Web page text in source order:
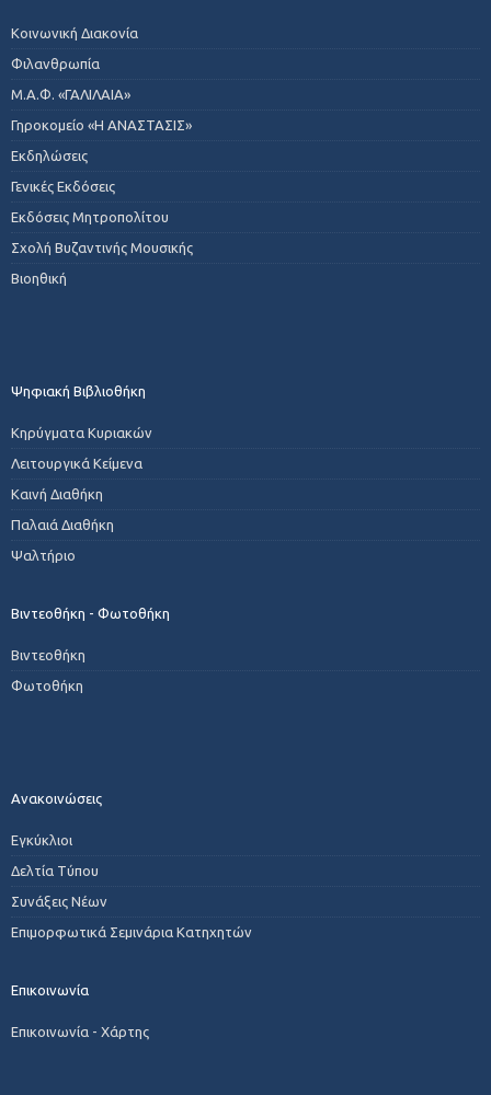
Κοινωνική Διακονία
Φιλανθρωπία
Μ.Α.Φ. «ΓΑΛΙΛΑΙΑ»
Γηροκομείο «Η ΑΝΑΣΤΑΣΙΣ»
Εκδηλώσεις
Γενικές Εκδόσεις
Εκδόσεις Μητροπολίτου
Σχολή Βυζαντινής Μουσικής
Βιοηθική
Ψηφιακή Βιβλιοθήκη
Κηρύγματα Κυριακών
Λειτουργικά Κείμενα
Καινή Διαθήκη
Παλαιά Διαθήκη
Ψαλτήριο
Βιντεοθήκη - Φωτοθήκη
Βιντεοθήκη
Φωτοθήκη
Ανακοινώσεις
Εγκύκλιοι
Δελτία Τύπου
Συνάξεις Νέων
Επιμορφωτικά Σεμινάρια Κατηχητών
Επικοινωνία
Επικοινωνία - Χάρτης